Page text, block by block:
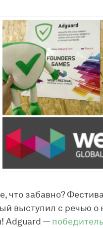
что забавно?
выступил с речью о
Adguard —